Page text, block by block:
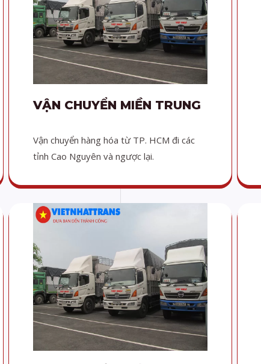
VẬN CHUYỂN MIỀN TRUNG
Vận chuyển hàng hóa từ TP. HCM đi các
tỉnh Cao Nguyên và ngược lại.